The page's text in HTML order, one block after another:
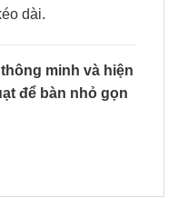
dài.
minh và hiện
để bàn nhỏ gọn